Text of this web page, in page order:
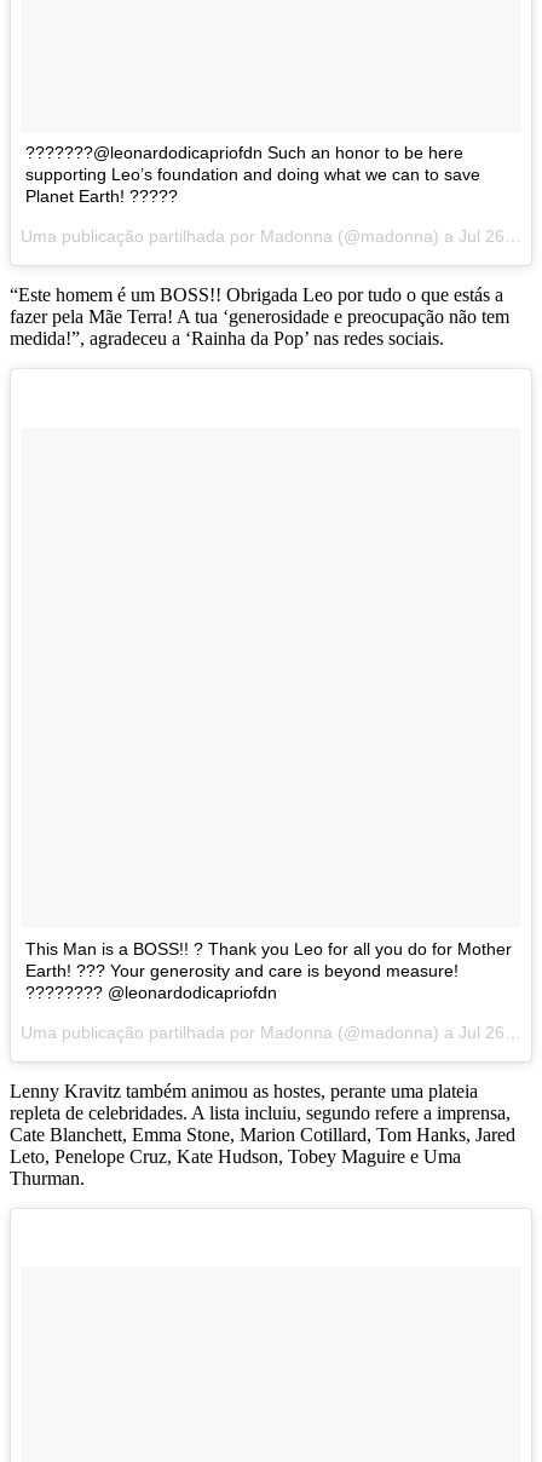
???????@leonardodicapriofdn Such an honor to be here
supporting Leo’s foundation and doing what we can to save
Planet Earth! ?????
Uma publicação partilhada por Madonna (@madonna) a Jul 26, 2017 às 4:50 PDT
“Este homem é um BOSS!! Obrigada Leo por tudo o que estás a
fazer pela Mãe Terra! A tua ‘generosidade e preocupação não tem
medida!”, agradeceu a ‘Rainha da Pop’ nas redes sociais.
This Man is a BOSS!! ? Thank you Leo for all you do for Mother
Earth! ??? Your generosity and care is beyond measure!
???????? @leonardodicapriofdn
Uma publicação partilhada por Madonna (@madonna) a Jul 26, 2017 às 7:11 PDT
Lenny Kravitz também animou as hostes, perante uma plateia
repleta de celebridades. A lista incluiu, segundo refere a imprensa,
Cate Blanchett, Emma Stone, Marion Cotillard, Tom Hanks, Jared
Leto, Penelope Cruz, Kate Hudson, Tobey Maguire e Uma
Thurman.